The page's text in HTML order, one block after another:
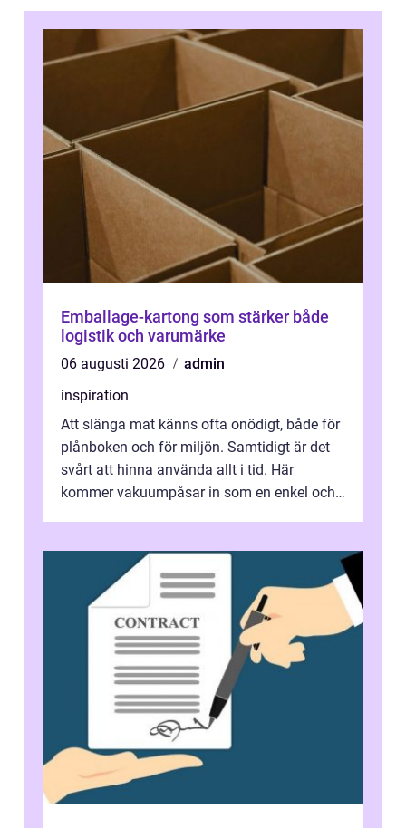
Emballage-kartong som stärker både
logistik och varumärke
06 augusti 2026
admin
inspiration
Att slänga mat känns ofta onödigt, både för
plånboken och för miljön. Samtidigt är det
svårt att hinna använda allt i tid. Här
kommer vakuumpåsar in som en enkel och